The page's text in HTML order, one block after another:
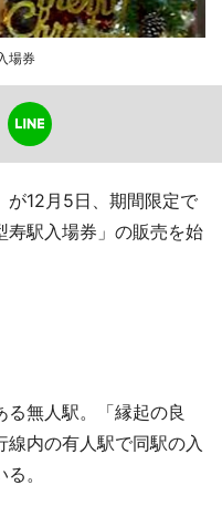
場券
12月5日、期間限定で
寿駅入場券」の販売を始
無人駅。「縁起の良
内の有人駅で同駅の入
。